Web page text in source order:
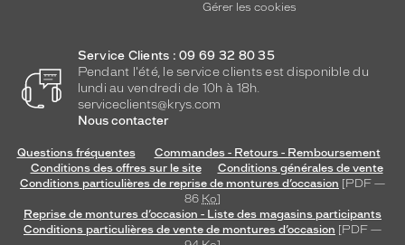
Gérer les cookies
Service Clients : 09 69 32 80 35
Pendant l'été, le service clients est disponible du
lundi au vendredi de 10h à 18h.
serviceclients@krys.com
Nous contacter
Questions fréquentes
Commandes - Retours - Remboursement
Conditions des offres sur le site
Conditions générales de vente
Conditions particulières de reprise de montures d’occasion [PDF —
86 Ko]
Reprise de montures d’occasion - Liste des magasins participants
Conditions particulières de vente de montures d’occasion [PDF —